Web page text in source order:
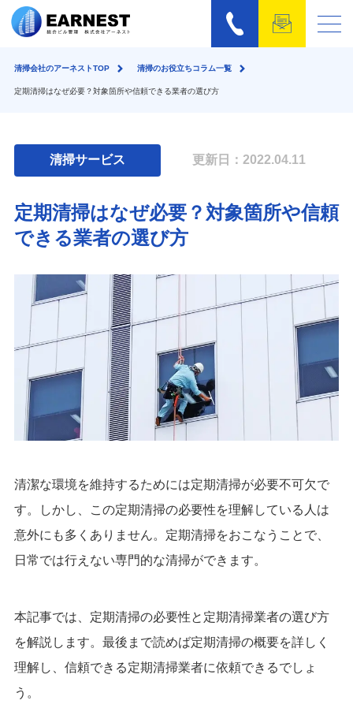
清掃会社のアーネストTOP 清掃のお役立ちコラム一覧
定期清掃はなぜ必要？対象箇所や信頼できる業者の選び方
清掃サービス 更新日：2022.04.11
定期清掃はなぜ必要？対象箇所や信頼
できる業者の選び方
清潔な環境を維持するためには定期清掃が必要不可欠で
す。しかし、この定期清掃の必要性を理解している人は
意外にも多くありません。定期清掃をおこなうことで、
日常では行えない専門的な清掃ができます。
本記事では、定期清掃の必要性と定期清掃業者の選び方
を解説します。最後まで読めば定期清掃の概要を詳しく
理解し、信頼できる定期清掃業者に依頼できるでしょ
う。